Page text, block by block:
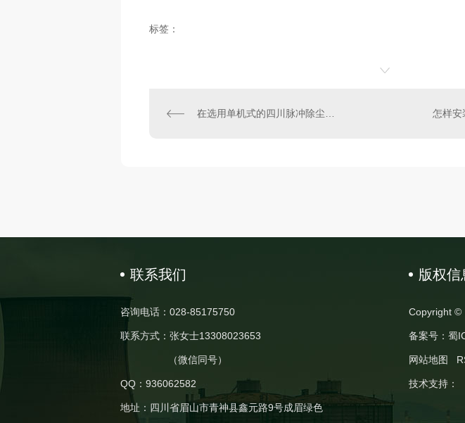
标签：
在选用单机式的四川脉冲除尘器时应注意哪些事项
联系我们
咨询电话：028-85175750
联系方式：张女士13308023653
（微信同号）
QQ：936062582
地址：四川省眉山市青神县鑫元路9号成眉绿色
版权信
Copyright ©
备案号： 蜀
网站地图
技术支持：